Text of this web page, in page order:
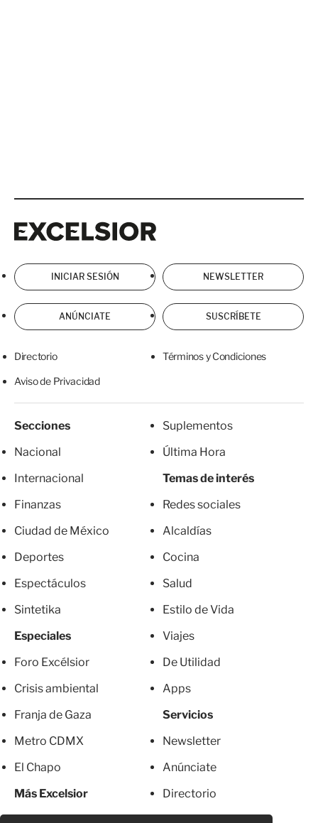
INICIAR SESIÓN NEWSLETTER
ANÚNCIATE SUSCRÍBETE
Directorio Términos y Condiciones
Aviso de Privacidad
Secciones
Nacional
Internacional
Finanzas
Ciudad de México
Deportes
Espectáculos
Sintetika
Especiales
Foro Excélsior
Crisis ambiental
Franja de Gaza
Metro CDMX
El Chapo
Más Excelsior
Suplementos
Última Hora
Temas de interés
Redes sociales
Alcaldías
Cocina
Salud
Estilo de Vida
Viajes
De Utilidad
Apps
Servicios
Newsletter
Anúnciate
Directorio